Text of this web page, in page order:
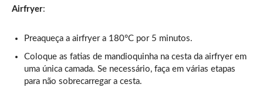
Airfryer:
Preaqueça a airfryer a 180°C por 5 minutos.
Coloque as fatias de mandioquinha na cesta da airfryer em
uma única camada. Se necessário, faça em várias etapas
para não sobrecarregar a cesta.